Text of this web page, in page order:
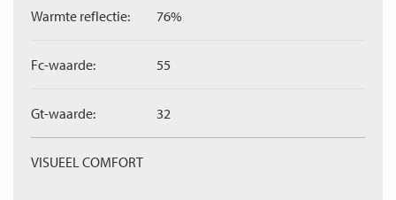
Warmte reflectie: 76%
Fc-waarde: 55
Gt-waarde: 32
VISUEEL COMFORT